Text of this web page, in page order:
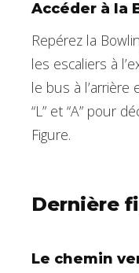
Accéder à la
Repérez la
les escaliers à
le bus à
“L” et “A” pour
Figure.
Dernière
Le chemin